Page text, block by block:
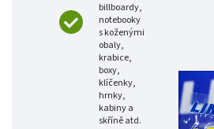
billboardy,
notebooky
s koženými
obaly,
krabice,
boxy,
klíčenky,
hrnky,
kabiny a
skříně atd.